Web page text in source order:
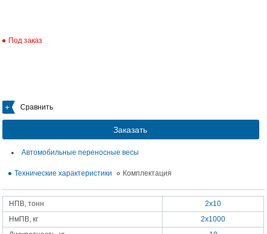
Под заказ
Сравнить
Заказать
Автомобильные переносные весы
Технические характеристики Комплектация
НПВ, тонн
2х10
НмПВ, кг
2х1000